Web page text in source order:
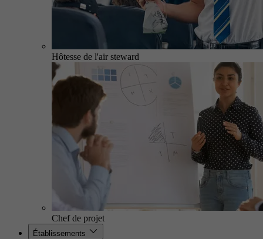
Hôtesse de l'air steward
Chef de projet
Établissements